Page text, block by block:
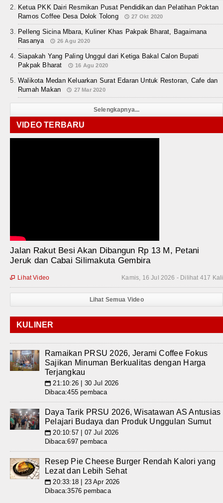
Ketua PKK Dairi Resmikan Pusat Pendidikan dan Pelatihan Poktan
Ramos Coffee Desa Dolok Tolong
27 Okt 2020
Pelleng Sicina Mbara, Kuliner Khas Pakpak Bharat, Bagaimana
Rasanya
26 Agu 2020
Siapakah Yang Paling Unggul dari Ketiga Bakal Calon Bupati
Pakpak Bharat
16 Agu 2020
Walikota Medan Keluarkan Surat Edaran Untuk Restoran, Cafe dan
Rumah Makan
27 Mar 2020
Selengkapnya...
VIDEO TERBARU
Jalan Rakut Besi Akan Dibangun Rp 13 M, Petani
Jeruk dan Cabai Silimakuta Gembira
Kamis, 16 Jul 2026 - Dilihat 417 Kali
 Lihat Video
Lihat Semua Video
KULINER
Ramaikan PRSU 2026, Jerami Coffee Fokus
Sajikan Minuman Berkualitas dengan Harga
Terjangkau
📅 21:10:26 | 30 Jul 2026
Dibaca:455 pembaca
Daya Tarik PRSU 2026, Wisatawan AS Antusias
Pelajari Budaya dan Produk Unggulan Sumut
📅 20:10:57 | 07 Jul 2026
Dibaca:697 pembaca
Resep Pie Cheese Burger Rendah Kalori yang
Lezat dan Lebih Sehat
📅 20:33:18 | 23 Apr 2026
Dibaca:3576 pembaca